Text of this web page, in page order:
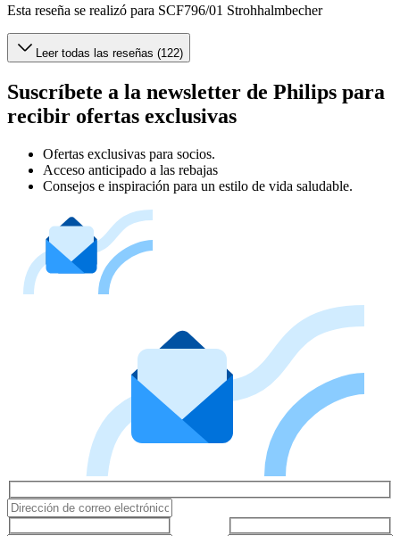
Esta reseña se realizó para SCF796/01 Strohhalmbecher
Leer todas las reseñas (122)
Suscríbete a la newsletter de Philips para
recibir ofertas exclusivas
Ofertas exclusivas para socios.
Acceso anticipado a las rebajas
Consejos e inspiración para un estilo de vida saludable.